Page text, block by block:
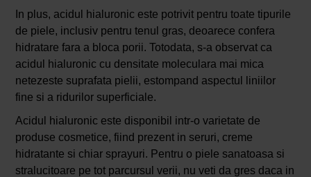
In plus, acidul hialuronic este potrivit pentru toate tipurile
de piele, inclusiv pentru tenul gras, deoarece confera
hidratare fara a bloca porii. Totodata, s-a observat ca
acidul hialuronic cu densitate moleculara mai mica
netezeste suprafata pielii, estompand aspectul liniilor
fine si a ridurilor superficiale.
Acidul hialuronic este disponibil intr-o varietate de
produse cosmetice, fiind prezent in seruri, creme
hidratante si chiar sprayuri. Pentru o piele sanatoasa si
stralucitoare pe tot parcursul verii, nu veti da gres daca in